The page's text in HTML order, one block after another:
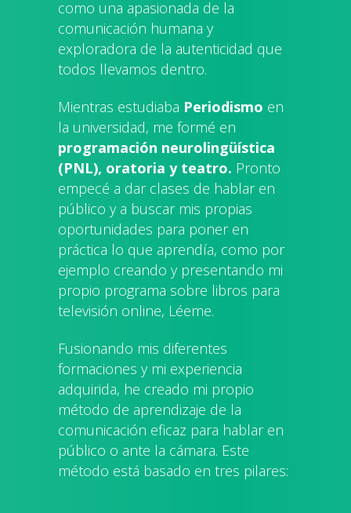
como una apasionada de la
comunicación humana y
exploradora de la autenticidad que
todos llevamos dentro.
Mientras estudiaba Periodismo en
la universidad, me formé en
programación neurolingüística
(PNL), oratoria y teatro. Pronto
empecé a dar clases de hablar en
público y a buscar mis propias
oportunidades para poner en
práctica lo que aprendía, como por
ejemplo creando y presentando mi
propio programa sobre libros para
televisión online, Léeme.
Fusionando mis diferentes
formaciones y mi experiencia
adquirida, he creado mi propio
método de aprendizaje de la
comunicación eficaz para hablar en
público o ante la cámara. Este
método está basado en tres pilares: